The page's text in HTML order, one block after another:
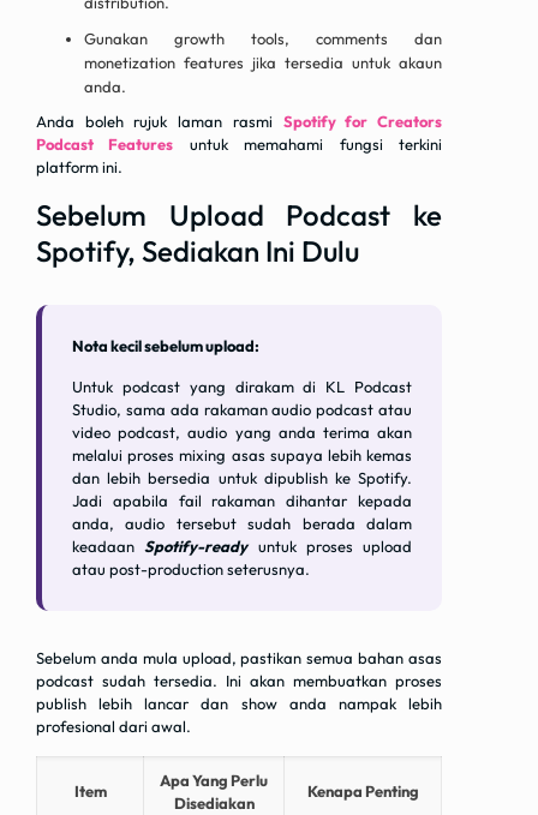
Gunakan growth tools, comments dan
monetization features jika tersedia untuk akaun
anda.
Anda boleh rujuk laman rasmi Spotify for Creators
Podcast Features untuk memahami fungsi terkini
platform ini.
Sebelum Upload Podcast ke
Spotify, Sediakan Ini Dulu
Nota kecil sebelum upload:
Untuk podcast yang dirakam di KL Podcast
Studio, sama ada rakaman audio podcast atau
video podcast, audio yang anda terima akan
melalui proses mixing asas supaya lebih kemas
dan lebih bersedia untuk dipublish ke Spotify.
Jadi apabila fail rakaman dihantar kepada
anda, audio tersebut sudah berada dalam
keadaanSpotify-readyuntuk proses upload
atau post-production seterusnya.
Sebelum anda mula upload, pastikan semua bahan asas
podcast sudah tersedia. Ini akan membuatkan proses
publish lebih lancar dan show anda nampak lebih
profesional dari awal.
Item
Apa Yang Perlu
Disediakan
Kenapa Penting